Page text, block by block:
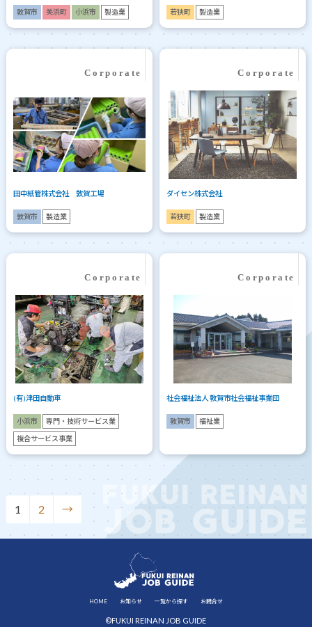
敦賀市 美浜町 小浜市 製造業 若狭町 製造業
田中紙管株式会社 敦賀工場
敦賀市 製造業
ダイセン株式会社
若狭町 製造業
(有)津田自動車
小浜市 専門・技術サービス業
複合サービス事業
社会福祉法人 敦賀市社会福祉事業団
敦賀市 福祉業
1 2 →
HOME お知らせ 一覧から探す お問合せ
©FUKUI REINAN JOB GUIDE